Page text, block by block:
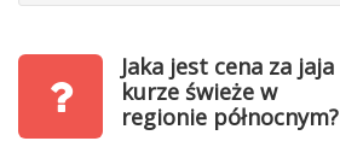
Jaka jest cena za jaja
kurze świeże w
regionie północnym?